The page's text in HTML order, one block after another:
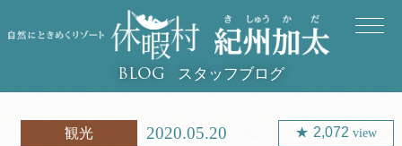
BLOG スタッフブログ
観光 2020.05.20 2,072view